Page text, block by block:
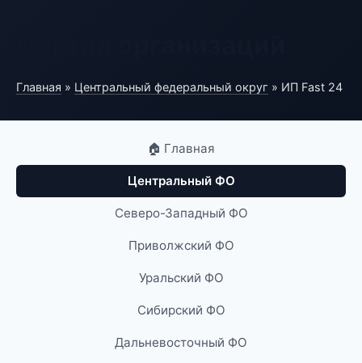
Главная » Центральный федеральный округ » ИП Fast 24
🏠 Главная
Центральный ФО
Северо-Западный ФО
Приволжский ФО
Уральский ФО
Сибирский ФО
Дальневосточный ФО